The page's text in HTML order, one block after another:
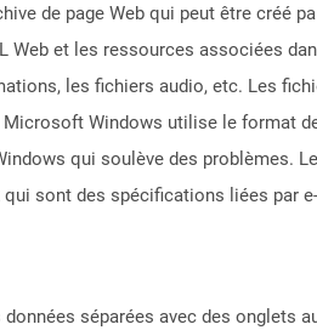
de page Web qui peut être créé
et les ressources associées
les fichiers audio, etc. Les
Windows utilise le format
qui soulève des problèmes.
sont des spécifications liées par
séparées avec des onglets